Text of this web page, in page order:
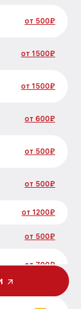
от 500₽
от 1500₽
от 1500₽
от 600₽
от 500₽
от 500₽
от 1200₽
от 500₽
от 700₽
от 500₽